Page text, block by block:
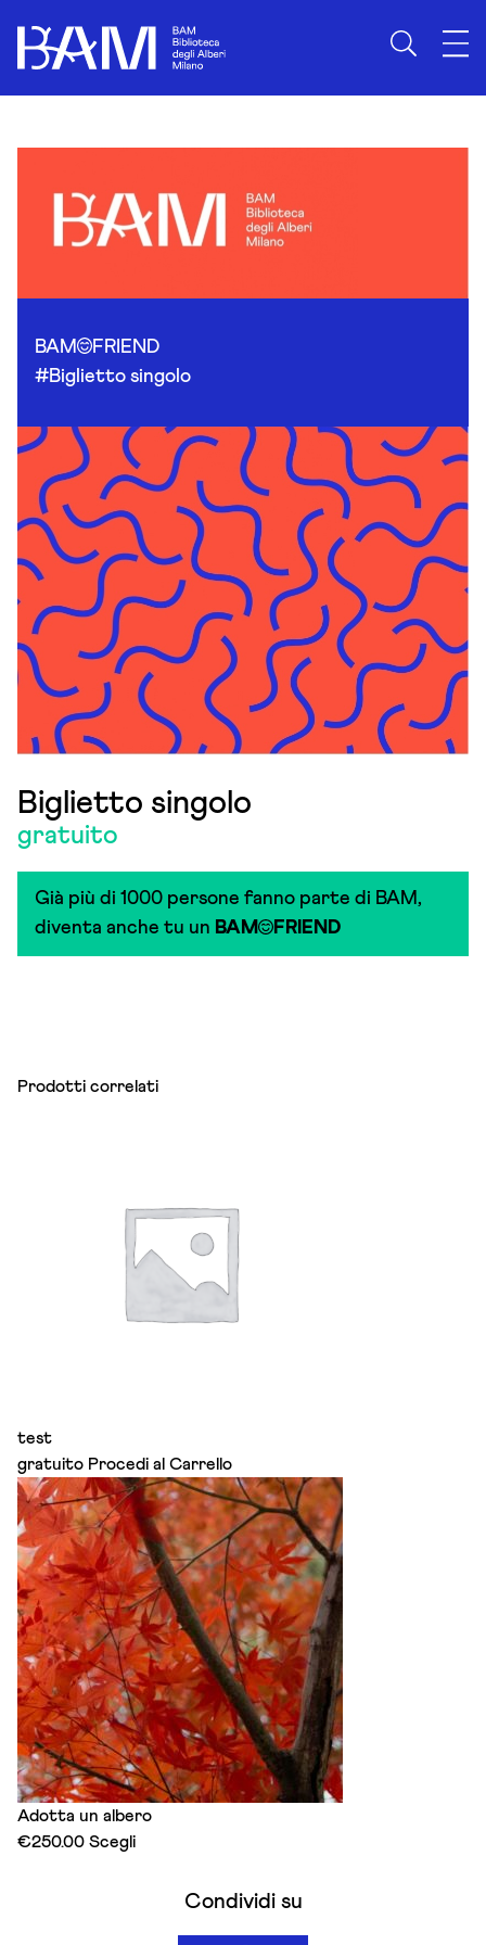
BAM
FRIEND
#Biglietto singolo
Biglietto singolo
gratuito
Già più di 1000 persone fanno parte di BAM,
diventa anche tu un BAM FRIEND
Prodotti correlati
test
gratuito Procedi al Carrello
Adotta un albero
€250.00 ScegliThis
Condividi su